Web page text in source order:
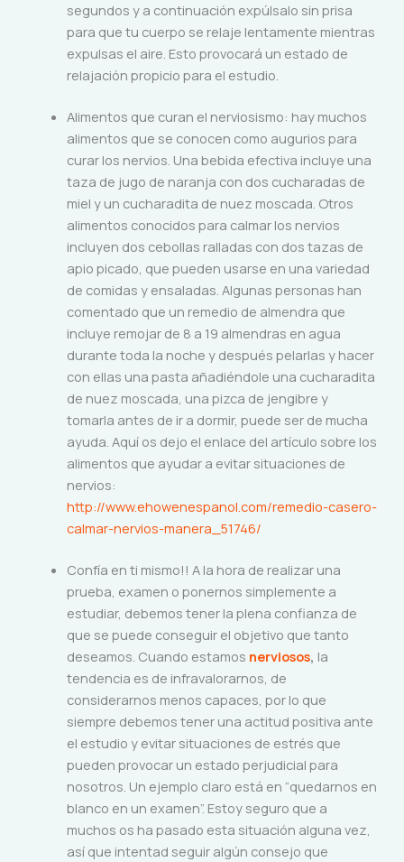
segundos y a continuación expúlsalo sin prisa
para que tu cuerpo se relaje lentamente mientras
expulsas el aire. Esto provocará un estado de
relajación propicio para el estudio.
Alimentos que curan el nerviosismo: hay muchos
alimentos que se conocen como augurios para
curar los nervios. Una bebida efectiva incluye una
taza de jugo de naranja con dos cucharadas de
miel y un cucharadita de nuez moscada. Otros
alimentos conocidos para calmar los nervios
incluyen dos cebollas ralladas con dos tazas de
apio picado, que pueden usarse en una variedad
de comidas y ensaladas. Algunas personas han
comentado que un remedio de almendra que
incluye remojar de 8 a 19 almendras en agua
durante toda la noche y después pelarlas y hacer
con ellas una pasta añadiéndole una cucharadita
de nuez moscada, una pizca de jengibre y
tomarla antes de ir a dormir, puede ser de mucha
ayuda. Aquí os dejo el enlace del artículo sobre los
alimentos que ayudar a evitar situaciones de
nervios:
http://www.ehowenespanol.com/remedio-casero-
calmar-nervios-manera_51746/
Confía en ti mismo!! A la hora de realizar una
prueba, examen o ponernos simplemente a
estudiar, debemos tener la plena confianza de
que se puede conseguir el objetivo que tanto
deseamos. Cuando estamos nerviosos, la
tendencia es de infravalorarnos, de
considerarnos menos capaces, por lo que
siempre debemos tener una actitud positiva ante
el estudio y evitar situaciones de estrés que
pueden provocar un estado perjudicial para
nosotros. Un ejemplo claro está en “quedarnos en
blanco en un examen”. Estoy seguro que a
muchos os ha pasado esta situación alguna vez,
así que intentad seguir algún consejo que